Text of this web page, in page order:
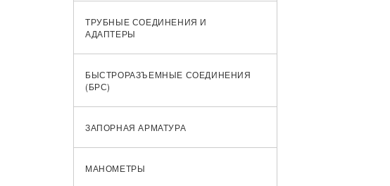
ТРУБНЫЕ СОЕДИНЕНИЯ И
АДАПТЕРЫ
БЫСТРОРАЗЪЕМНЫЕ СОЕДИНЕНИЯ
(БРС)
ЗАПОРНАЯ АРМАТУРА
МАНОМЕТРЫ